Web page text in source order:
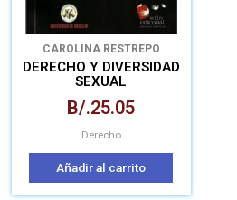
CAROLINA RESTREPO
MUNERA/OTROS AUTORES
DERECHO Y DIVERSIDAD
SEXUAL
B/.25.05
Derecho
Añadir al carrito